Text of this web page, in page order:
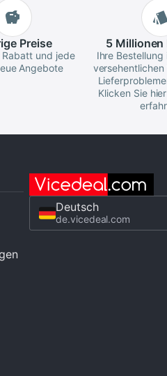
Preise
Rabatt und jede
Angebote
5 Millionen
Ihre
versehentlichen
Klicken Sie
Deutsch
de.vicedeal.com